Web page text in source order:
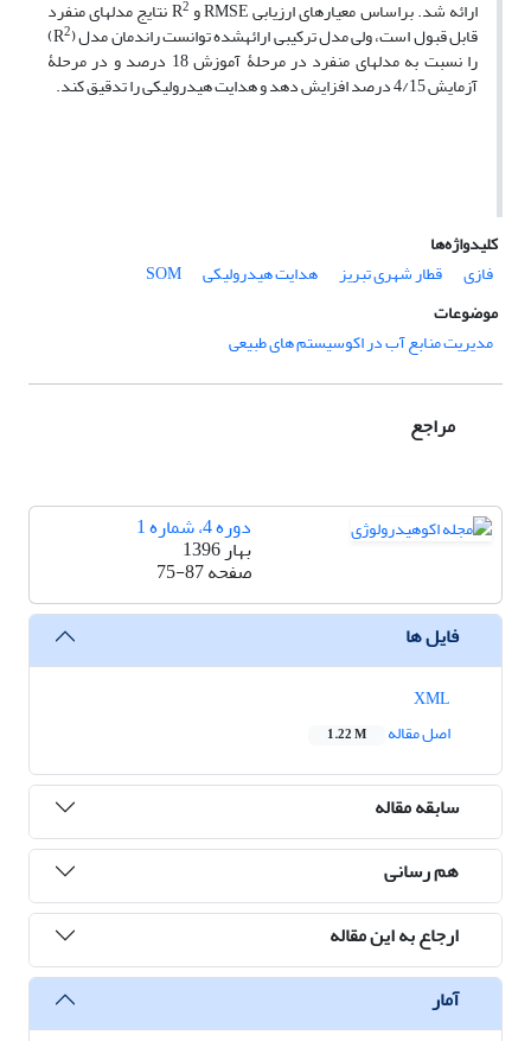
ارائه شد. بر‌اساس معیارهای ارزیابی RMSE و R 2 نتایج مدل‏های منفرد
قابل ‏قبول است، ولی مدل ترکیبی ارائه‏شده توانست راندمان مدل (R2
)
را نسبت به مدل‏های منفرد در مرحلۀ آموزش 18 درصد و در مرحلۀ
آزمایش 4/15 درصد افزایش دهد و هدایت هیدرولیکی را تدقیق کند.
کلیدواژه‌ها
فازی‌
قطار شهری تبریز هدایت هیدرولیکی
SOM
موضوعات
مدیریت منابع آب در اکوسیستم های طبیعی
مراجع
دوره 4، شماره 1
بهار 1396
صفحه75-87
فایل ها
اصل مقاله
1.22 M
سابقه مقاله
هم رسانی
ارجاع به این مقاله
آمار